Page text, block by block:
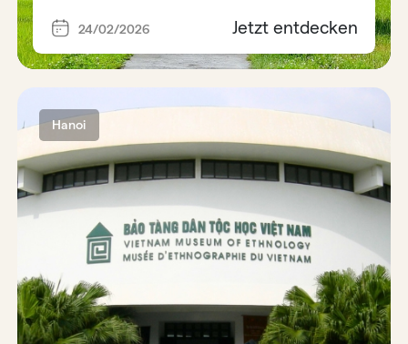
24/02/2026 Jetzt entdecken
Hanoi